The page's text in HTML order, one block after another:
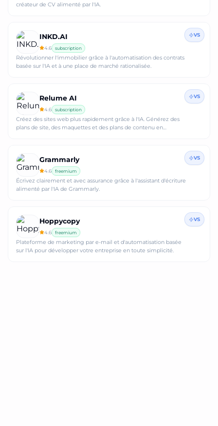
créateur de CV alimenté par l'IA.
INKD.AI
4.6 subscription
Révolutionner l'immobilier grâce à l'automatisation des contrats
basée sur l'IA et à une place de marché rationalisée.
VS
Relume AI
4.6 subscription
Créez des sites web plus rapidement grâce à l'IA. Générez des
plans de site, des maquettes et des plans de contenu en
VS
Grammarly
4.6 freemium
Écrivez clairement et avec assurance grâce à l'assistant d'écriture
alimenté par l'IA de Grammarly.
VS
Hoppycopy
4.6 freemium
Plateforme de marketing par e-mail et d'automatisation basée
sur l'IA pour développer votre entreprise en toute simplicité.
VS